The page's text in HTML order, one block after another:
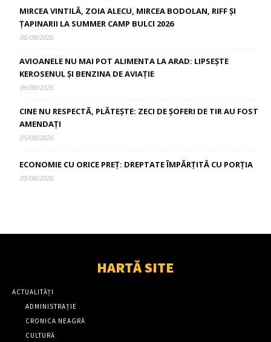
MIRCEA VINTILĂ, ZOIA ALECU, MIRCEA BODOLAN, RIFF ȘI
ȚAPINARII LA SUMMER CAMP BULCI 2026
06/08/2026
AVIOANELE NU MAI POT ALIMENTA LA ARAD: LIPSEȘTE
KEROSENUL ȘI BENZINA DE AVIAȚIE
06/08/2026
CINE NU RESPECTĂ, PLĂTEȘTE: ZECI DE ȘOFERI DE TIR AU FOST
AMENDAȚI
05/08/2026
ECONOMIE CU ORICE PREȚ: DREPTATE ÎMPĂRȚITĂ CU PORȚIA
05/08/2026
HARTĂ SITE
ACTUALITĂȚI
ADMINISTRAȚIE
CRONICA NEAGRĂ
CULTURĂ